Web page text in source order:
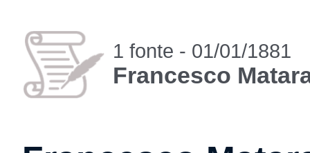
1 fonte - 01/01/1881
Francesco